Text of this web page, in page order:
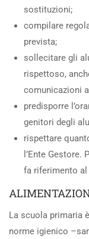
sostituzioni;
compilare
prevista;
sollecitare gli
rispettoso,
comunicazioni
predisporre
genitori degli
rispettare
l’Ente
fa riferimento al
La scuola primaria
norme igienico